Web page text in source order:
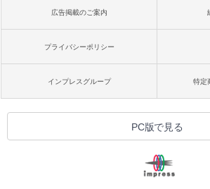
広告掲載のご案内
プライバシーポリシー
インプレスグループ 特定
PC版で見る